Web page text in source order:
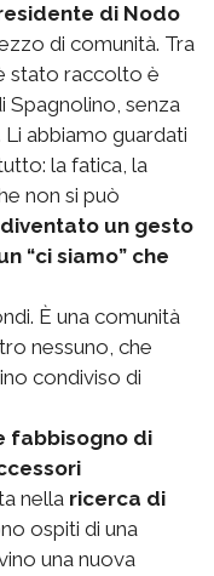
di Nodo
di comunità. Tra
stato raccolto è
Spagnolino, senza
abbiamo guardati
la fatica, la
non si può
un gesto
“ci siamo” che
È una comunità
nessuno, che
condiviso di
fabbisogno di
nella ricerca di
ospiti di una
una nuova